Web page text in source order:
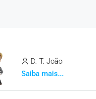
D. T. João
Saiba mais...